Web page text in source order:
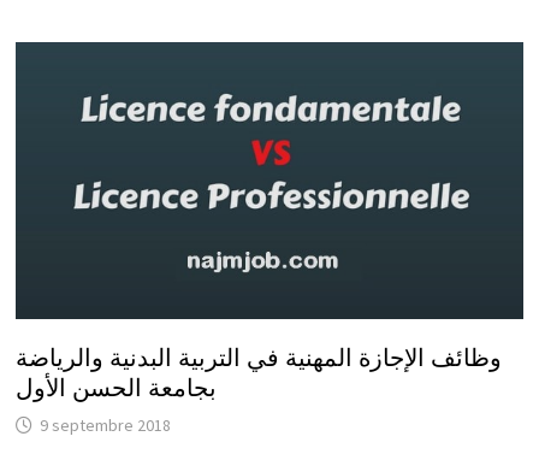
وظائف الإجازة المهنية في التربية البدنية والرياضة
بجامعة الحسن الأول
9 septembre 2018